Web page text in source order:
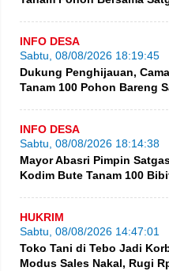
INFO DESA
Sabtu, 08/08/2026 18:19:45
Dukung Penghijauan,
Tanam 100 Pohon Bareng
INFO DESA
Sabtu, 08/08/2026 18:14:38
Mayor Abasri Pimpin
Kodim Bute Tanam 100
HUKRIM
Sabtu, 08/08/2026 14:47:01
Toko Tani di Tebo Jadi
Modus Sales Nakal, Rugi